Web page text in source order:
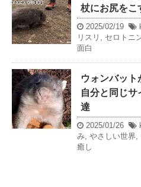
杖にお尻をこ
2025/02/19
リスリ , セロトニ
面白
ウォンバット
自分と同じ
達
2025/01/26
み, やさしい世界,
癒し